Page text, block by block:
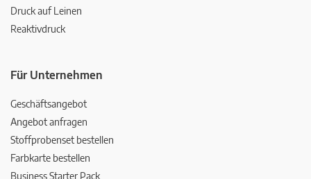
Druck auf Leinen
Reaktivdruck
Für Unternehmen
Geschäftsangebot
Angebot anfragen
Stoffprobenset bestellen
Farbkarte bestellen
Business Starter Pack